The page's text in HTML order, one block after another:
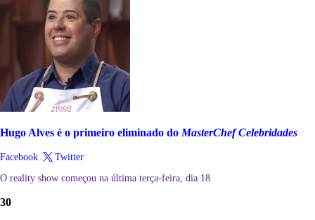
Hugo Alves é o primeiro eliminado doMasterChef Celebridades
Facebook
Twitter
O reality show começou na última terça-feira, dia 18
30